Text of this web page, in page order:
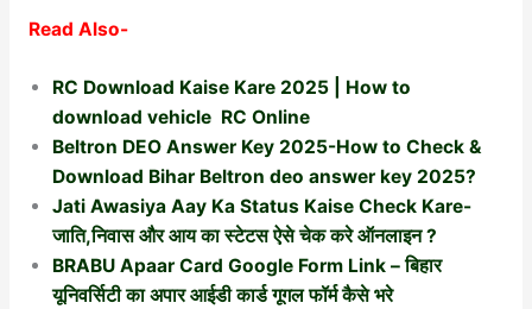
Read Also-
RC Download Kaise Kare 2025 | How to
download vehicle RC Online
Beltron DEO Answer Key 2025-How to Check &
Download Bihar Beltron deo answer key 2025?
Jati Awasiya Aay Ka Status Kaise Check Kare-
जाति,निवास और आय का स्टेटस ऐसे चेक करे ऑनलाइन ?
BRABU Apaar Card Google Form Link – बिहार
यूनिवर्सिटी का अपार आईडी कार्ड गूगल फॉर्म कैसे भरे